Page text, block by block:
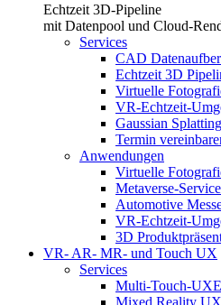
Echtzeit 3D-Pipeline
mit Datenpool und Cloud-
Services
CAD
Echtzeit 3D
Virtuelle
VR-Echtzeit-
Gaussian Splatting
Termin
Anwendungen
Virtuelle
Metaverse-
Automotive
VR-Echtzeit-
3D
VR- AR- MR- und Touch UX
Services
Multi-Touch-UX
Mixed Reality UX